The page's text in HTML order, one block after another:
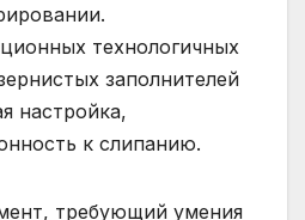
технологичных
заполнителей
настройка,
к слипанию.
требующий умения